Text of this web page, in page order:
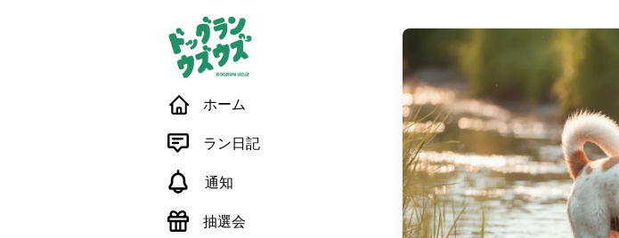
ホーム
ラン日記
通知
抽選会